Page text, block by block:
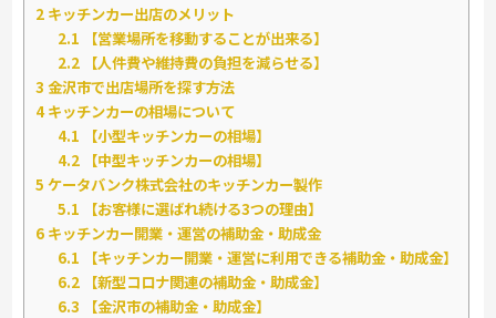
2 キッチンカー出店のメリット
2.1 【営業場所を移動することが出来る】
2.2 【人件費や維持費の負担を減らせる】
3 金沢市で出店場所を探す方法
4キッチンカーの相場について
4.1 【小型キッチンカーの相場】
4.2 【中型キッチンカーの相場】
5 ケータバンク株式会社のキッチンカー製作
5.1 【お客様に選ばれ続ける3つの理由】
6 キッチンカー開業・運営の補助金・助成金
6.1 【キッチンカー開業・運営に利用できる補助金・助成金】
6.2 【新型コロナ関連の補助金・助成金】
6.3 【金沢市の補助金・助成金】